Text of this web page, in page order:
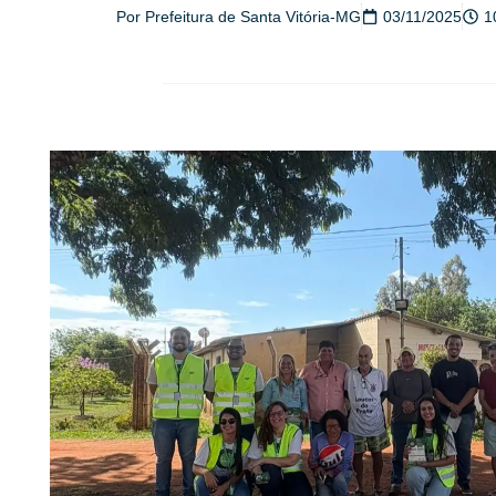
Por Prefeitura de Santa Vitória-MG 03/11/2025